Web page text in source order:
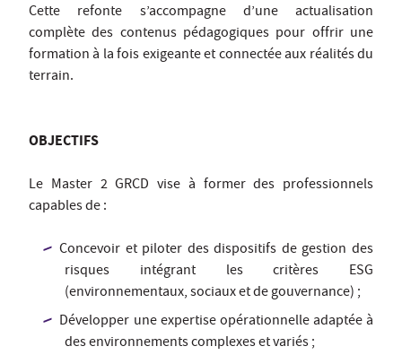
Cette refonte s’accompagne d’une actualisation
complète des contenus pédagogiques pour offrir une
formation à la fois exigeante et connectée aux réalités du
terrain.
OBJECTIFS
Le Master 2 GRCD vise à former des professionnels
capables de :
Concevoir et piloter des dispositifs de gestion des
risques intégrant les critères ESG
(environnementaux, sociaux et de gouvernance) ;
Développer une expertise opérationnelle adaptée à
des environnements complexes et variés ;